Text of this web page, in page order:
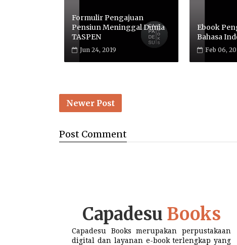
Formulir Pengajuan
Pensiun Meninggal Dunia
TASPEN
Jun 24, 2019
Ebook
Bahasa
Feb 06,
Newer Post
Post Comment
Capadesu Books
Capadesu Books merupakan perpustakaan
digital dan layanan e-book terlengkap yang